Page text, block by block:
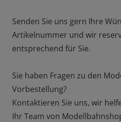
Senden Sie uns gern Ihre
Artikelnummer und wir
entsprechend für Sie.
Sie haben Fragen zu den
Vorbestellung?
Kontaktieren Sie uns, wir
Ihr Team von